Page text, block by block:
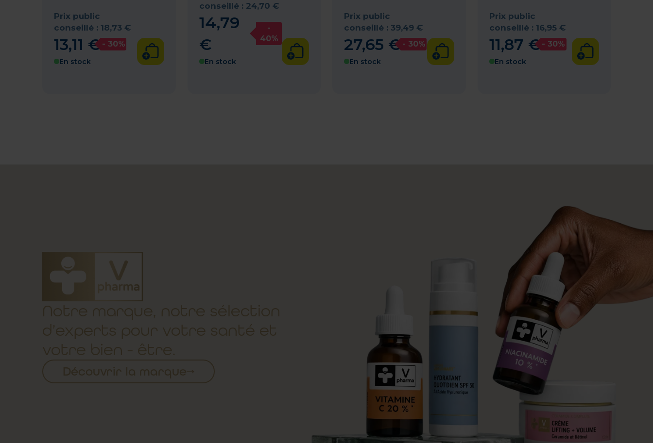
Prix public
conseillé : 18,73 €
13,11 € - 30%
En stock
conseillé : 24,70 €
14,79
€
-
40%
En stock
Prix public
conseillé : 39,49 €
27,65 € - 30%
En stock
Prix public
conseillé : 16,95€
11,87 €- 30%
En stock
Notre marque, notre sélection
d’experts pour votre santé et
votre bien - être.
Découvrir la marque